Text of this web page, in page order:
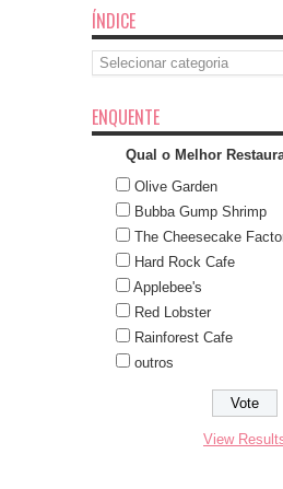
ÍNDICE
Índice
ENQUENTE
Qual o Melhor
Olive Garden
Bubba Gump Shrimp
The Cheesecake
Hard Rock Cafe
Applebee's
Red Lobster
Rainforest Cafe
outros
View